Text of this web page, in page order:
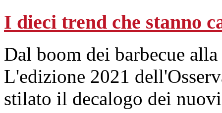
I dieci trend che stanno
Dal boom dei barbecue
L'edizione 2021
stilato il decalogo dei